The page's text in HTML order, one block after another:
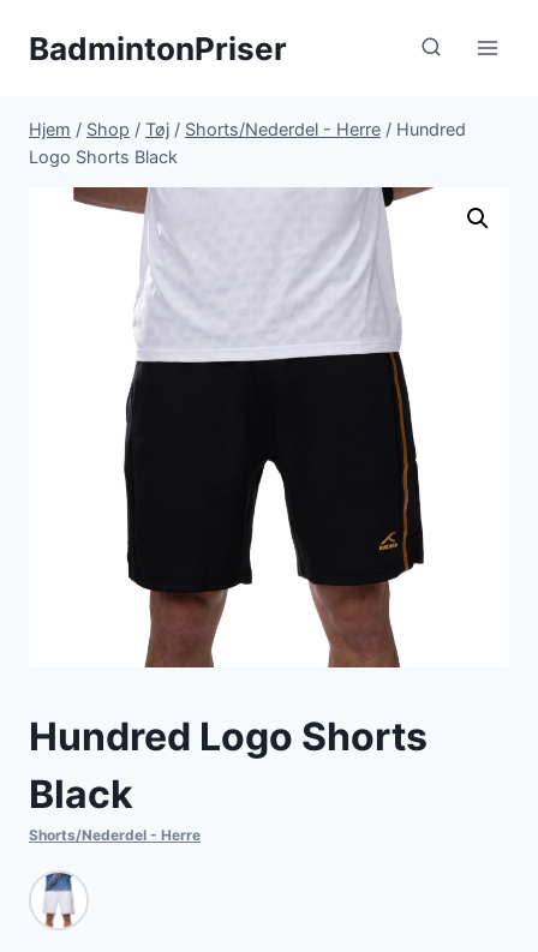
BadmintonPriser
Hjem / Shop / Tøj / Shorts/Nederdel - Herre / Hundred
Logo Shorts Black
Hundred Logo Shorts
Black
Shorts/Nederdel - Herre